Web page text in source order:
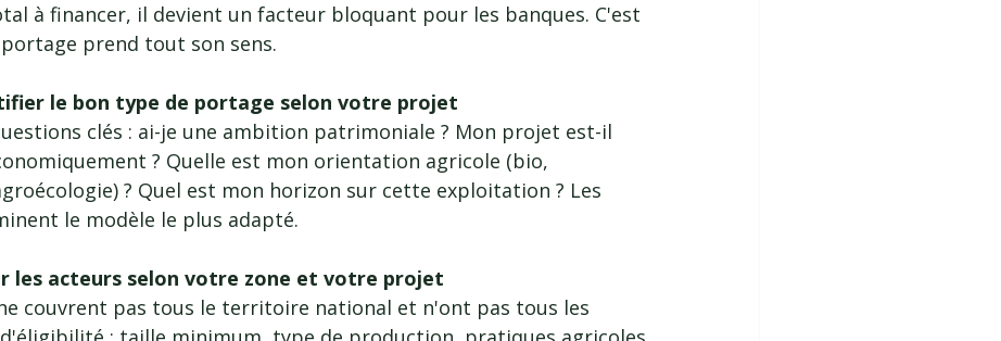
à financer, il devient un facteur bloquant pour les banques. C'est
prend tout son sens.
le bon type de portage selon votre projet
clés : ai-je une ambition patrimoniale ? Mon projet est-il
? Quelle est mon orientation agricole (bio,
? Quel est mon horizon sur cette exploitation ? Les
le modèle le plus adapté.
les acteurs selon votre zone et votre projet
couvrent pas tous le territoire national et n'ont pas tous les